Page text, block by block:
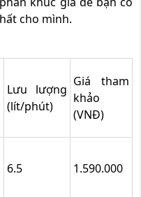
cho mình.
Lưu lượng
(lít/phút)
Giá tham
khảo
(VNĐ)
6.5 1.590.000